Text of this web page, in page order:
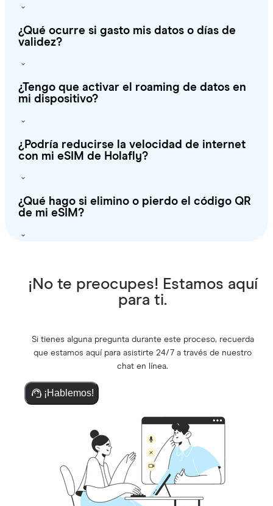
¿Qué ocurre si gasto mis datos o días de
validez?
¿Tengo que activar el roaming de datos en
mi dispositivo?
¿Podría reducirse la velocidad de internet
con mi eSIM de Holafly?
¿Qué hago si elimino o pierdo el código QR
de mi eSIM?
¡No te preocupes! Estamos aquí
para ti.
Si tienes alguna pregunta durante este proceso, recuerda
que estamos aquí para asistirte 24/7 a través de nuestro
chat en línea.
¡Hablemos!